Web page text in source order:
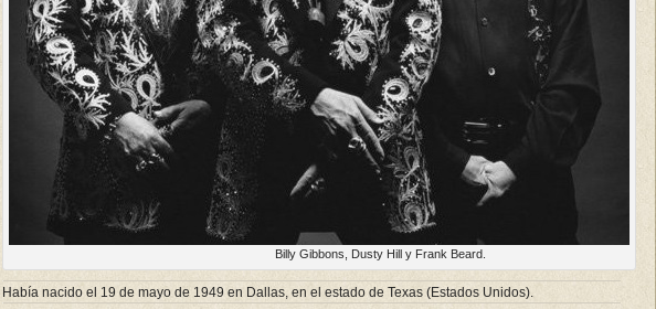
Billy Gibbons, Dusty Hill y Frank Beard.
Había nacido el 19 de mayo de 1949 en Dallas, en el estado de Texas (Estados Unidos).